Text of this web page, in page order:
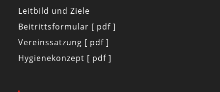
Leitbild und Ziele
Beitrittsformular [ pdf ]
Vereinssatzung [ pdf ]
Hygienekonzept [ pdf ]